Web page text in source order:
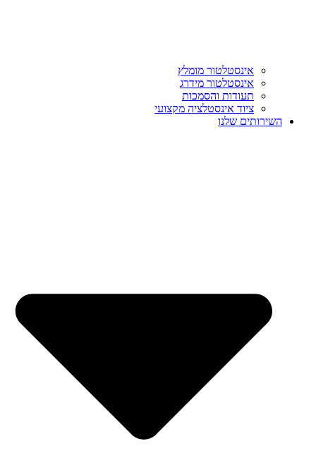
אינסטלטור מומלץ
אינסטלטור מידרג
תעודות והסמכות
ציוד אינסטלציה מקצועי
השירותים שלנו